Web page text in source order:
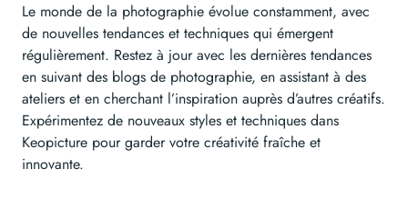
Le monde de la photographie évolue constamment, avec
de nouvelles tendances et techniques qui émergent
régulièrement. Restez à jour avec les dernières tendances
en suivant des blogs de photographie, en assistant à des
ateliers et en cherchant l’inspiration auprès d’autres créatifs.
Expérimentez de nouveaux styles et techniques dans
Keopicture pour garder votre créativité fraîche et
innovante.